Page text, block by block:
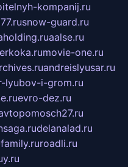
kompanij.ru
snow-guard.ru
aalse.ru
movie-one.ru
andreislyusar.ru
lyubov-i-grom.ru
evro-dez.ru
delanalad.ru
roadli.ru